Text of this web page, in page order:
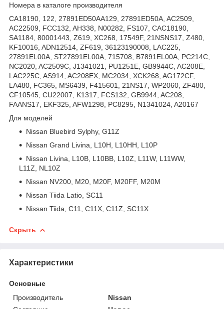
Номера в каталоге производителя
CA18190, 122, 27891ED50AA129, 27891ED50A, AC2509,
AC22509, FCC132, AH338, N00282, FS107, CAC18190,
SA1184, 80001443, Z619, XC268, 17549F, 21NSNS17, Z480,
KF10016, ADN12514, ZF619, 36123190008, LAC225,
27891EL00A, ST27891EL00A, 715708, B7891EL00A, PC214C,
NC2020, AC2509C, J1341021, PU1251E, GB9944C, AC208E,
LAC225C, AS914, AC208EX, MC2034, XCK268, AG172CF,
LA480, FC365, MS6439, F415601, 21NS17, WP2060, ZF480,
CF10545, CU22007, K1317, FCS132, GB9944, AC208,
FAANS17, EKF325, AFW1298, PC8295, N1341024, A20167
Для моделей
Nissan Bluebird Sylphy, G11Z
Nissan Grand Livina, L10H, L10HH, L10P
Nissan Livina, L10B, L10BB, L10Z, L11W, L11WW,
L11Z, NL10Z
Nissan NV200, M20, M20F, M20FF, M20M
Nissan Tiida Latio, SC11
Nissan Tiida, C11, C11X, C11Z, SC11X
Скрыть
Характеристики
Основные
Производитель
Nissan